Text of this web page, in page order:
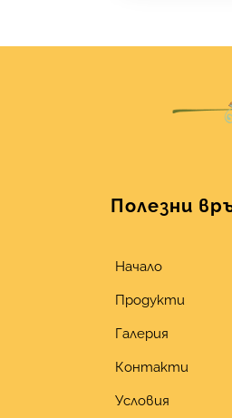
Полезни
Начало
Продукти
Галерия
Контакти
Условия